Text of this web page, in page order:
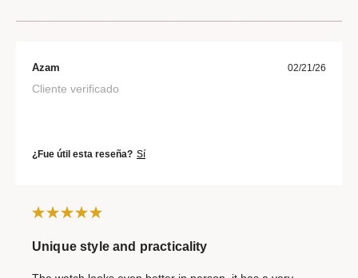
Azam 02/21/26
Cliente verificado
¿Fue útil esta reseña? Sí
Unique style and practicality